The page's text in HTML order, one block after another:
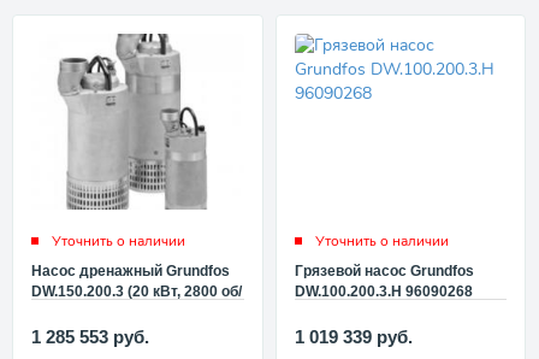
Уточнить о наличии
Насос дренажный Grundfos
DW.150.200.3 (20 кВт, 2800 об/
контроля уровня) 96090269
1 285 553 руб.
Уточнить о наличии
Грязевой насос Grundfos
DW.100.200.3.Н 96090268
1 019 339 руб.